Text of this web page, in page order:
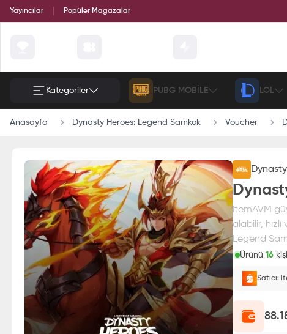
Yayıncılar Popüler Magazalar
Kategoriler PUBG MOBILE LOL
Anasayfa Dynasty Heroes: Legend Samkok Voucher
itemAVM
alabilir,
Legend
Ürünü 16
E-Pin
Satıcı: